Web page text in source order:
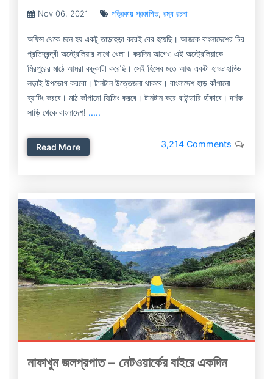
Nov 06, 2021 পত্রিকায় প্রকাশিত, রম্য রচনা
অফিস থেকে মনে হয় একটু তাড়াহুড়া করেই বের হয়েছি। আজকে বাংলাদেশের চির
প্রতিদ্বন্দ্বী অস্ট্রেলিয়ার সাথে খেলা। কয়দিন আগেও এই অস্ট্রেলিয়াকে
মিরপুরের মাঠে আমরা কচুকাটা করেছি। সেই হিসেব মতে আজ একটা হাড্ডাহাড্ডি
লড়াই উপভোগ করবো। টানটান উত্তেজনা থাকবে। বাংলাদেশ হাড় কাঁপানো
ব্যাটিং করবে। মাঠ কাঁপানো ফিল্ডিং করবে। টানটান করে বাউন্ডারি হাঁকাবে। দর্শক
সাড়ি থেকে বাংলাদেশ! .....
Read More 3,214 Comments
নাফাখুম জলপ্রপাত – নেটওয়ার্কের বাইরে একদিন